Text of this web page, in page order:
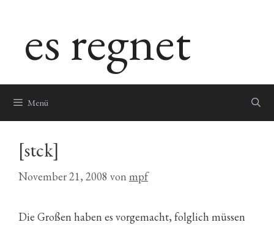
springenes regnet
Menü
[stck]
November 21, 2008 von mpf
Die Großen haben es vorgemacht, folglich müssen